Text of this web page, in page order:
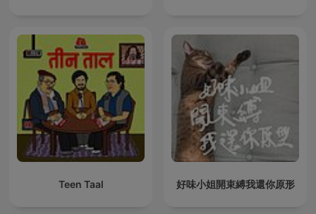
Teen Taal 好味小姐開束縛我還你原形